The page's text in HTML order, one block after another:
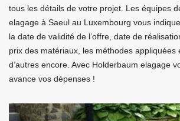
tous les détails de votre projet. Les équipes
elagage à Saeul au Luxembourg vous
la date de validité de l’offre, date de
prix des matériaux, les méthodes appliquées
d’autres encore. Avec Holderbaum elagage
avance vos dépenses !